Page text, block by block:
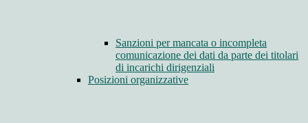
Sanzioni per mancata o incompleta
comunicazione dei dati da parte dei titolari
di incarichi dirigenziali
Posizioni organizzative